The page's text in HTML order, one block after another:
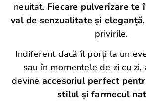
neuitat. Fiecare pulverizare te
val de senzualitate și eleganță
privirile.
Indiferent dacă îl porți la un
sau în momentele de zi cu
devine accesoriul perfect
stilul și farmecul